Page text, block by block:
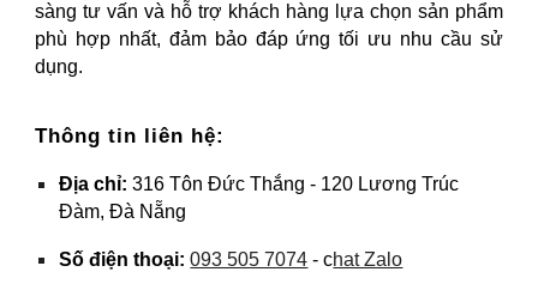
sàng tư vấn và hỗ trợ khách hàng lựa chọn sản phẩm
phù hợp nhất, đảm bảo đáp ứng tối ưu nhu cầu sử
dụng.
Thông tin liên hệ:
Địa chỉ: 316 Tôn Đức Thắng - 120 Lương Trúc
Đàm, Đà Nẵng
Số điện thoại: 093 505 7074 - chat Zalo